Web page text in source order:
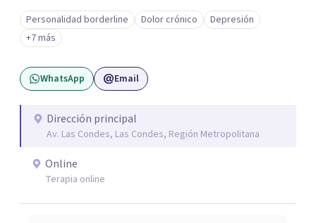
disociativos, ansiedad, depresión, trastorno límite de la
personalidad. Como también la posibilidad de salir
adelante y reparar el daño en quienes han sido víctimas
de abuso, violencia de género, maltrato en ambiente
laboral o mobbing, entre otros. Mi enfoque es
personas puedan sentirse escuchadas y apoyadas, en su
camino hacia la sanación y transformación de sus heridas
Personalidad borderline Dolor crónico
Depresión
+7 más
WhatsApp Email
Dirección principal
Av. Las Condes, Las Condes, Región Metropolitana
Online
Terapia online